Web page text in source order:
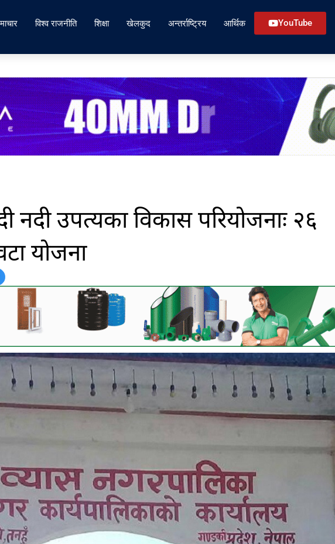
विश्व राजनीति शिक्षा खेलकुद अन्तर्राष्ट्रिय आर्थिक YouTube
नदी उपत्यका विकास परियोजनाः २६
योजना